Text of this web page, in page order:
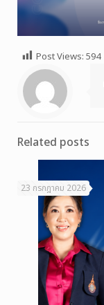
Post Views: 594
Related posts
23 กรกฎาคม 2026